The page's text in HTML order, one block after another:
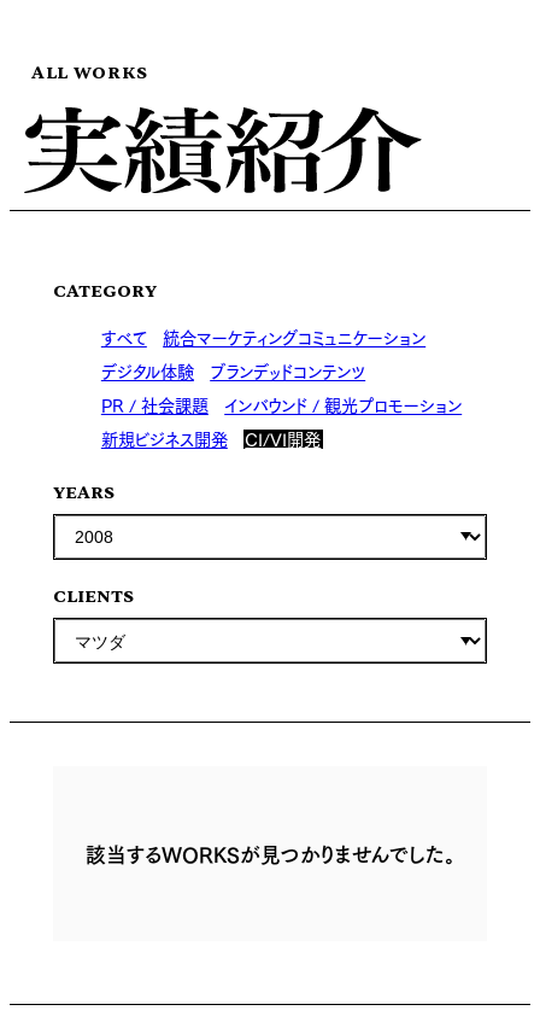
ALL WORKS
CATEGORY
すべて 統合マーケティングコミュニケーション
デジタル体験
ブランデッドコンテンツ
PR / 社会課題 インバウンド / 観光プロモーション
新規ビジネス開発
CI/VI開発
YEARS
CLIENTS
該当するWORKSが見つかりませんでした。